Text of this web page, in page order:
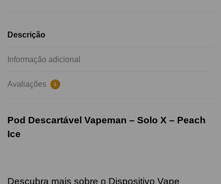
Descrição
Informação adicional
Avaliações 1
Pod Descartável Vapeman – Solo X – Peach
Ice
Descubra mais sobre o Dispositivo Vape